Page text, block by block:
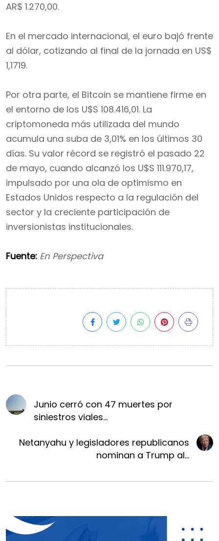
AR$ 1.270,00.
En el mercado internacional, el euro bajó frente
al dólar, cotizando al final de la jornada en US$
1,1719.
Por otra parte, el Bitcoin se mantiene firme en
el entorno de los U$S 108.416,01. La
criptomoneda más utilizada del mundo
acumula una suba de 3,01% en los últimos 30
días. Su valor récord se registró el pasado 22
de mayo, cuando alcanzó los U$S 111.970,17,
impulsado por una ola de optimismo en
Estados Unidos respecto a la regulación del
sector y la creciente participación de
inversionistas institucionales.
Fuente: En Perspectiva
Junio cerró con 47 muertes por
siniestros viales...
Netanyahu y legisladores republicanos
nominan a Trump al...